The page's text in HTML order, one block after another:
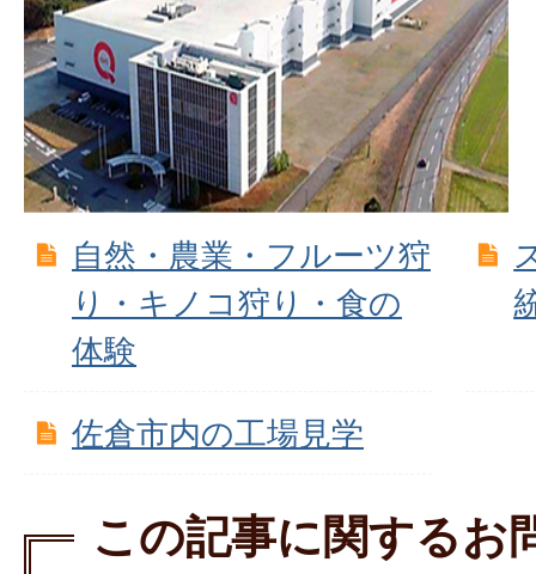
自然・農業・フルーツ狩
り・キノコ狩り・食の
体験
佐倉市内の工場見学
この記事に関するお